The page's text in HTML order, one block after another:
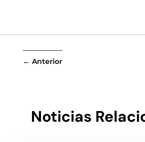
← Anterior
Noticias